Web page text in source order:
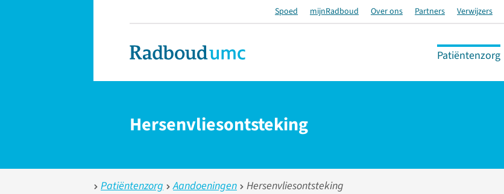
Spoed mijnRadboud Over ons Partners Verwijzers
Patiëntenzorg
Hersenvliesontsteking
Patiëntenzorg Aandoeningen Hersenvliesontsteking